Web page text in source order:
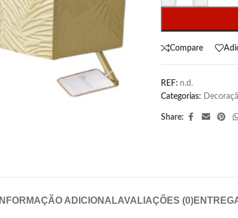
Compare
REF: n.d.
Categorias:
Share:
INFORMAÇÃO ADICIONALAVALIAÇÕES (0)